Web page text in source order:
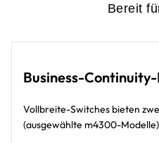
Bereit
Business-
Vollbreite-Switches bieten
(ausgewählte m4300-Modelle)